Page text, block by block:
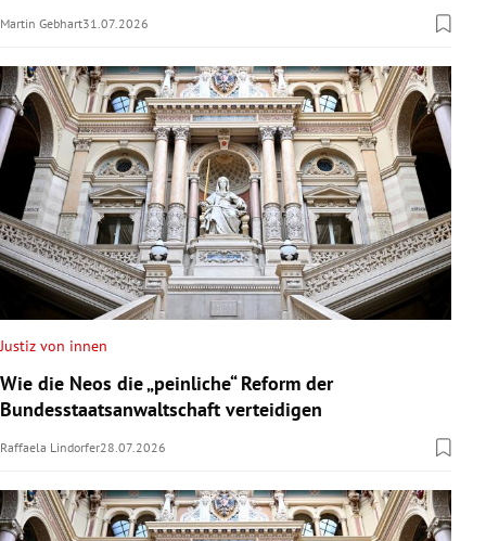
Martin Gebhart31.07.2026
Justiz von innen
Wie die Neos die „peinliche“ Reform der
Bundesstaatsanwaltschaft verteidigen
Raffaela Lindorfer28.07.2026